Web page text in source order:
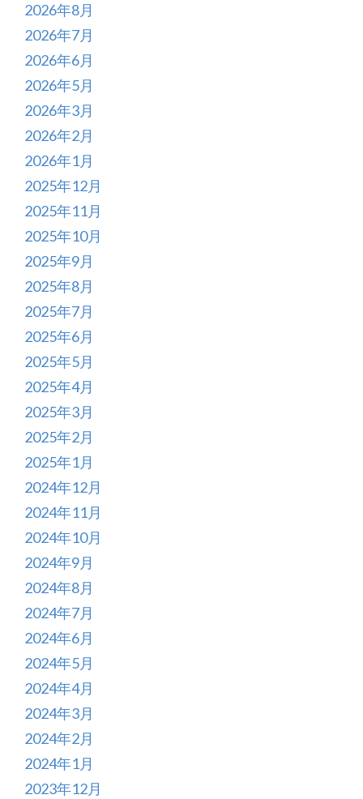
2026年8月
2026年7月
2026年6月
2026年5月
2026年3月
2026年2月
2026年1月
2025年12月
2025年11月
2025年10月
2025年9月
2025年8月
2025年7月
2025年6月
2025年5月
2025年4月
2025年3月
2025年2月
2025年1月
2024年12月
2024年11月
2024年10月
2024年9月
2024年8月
2024年7月
2024年6月
2024年5月
2024年4月
2024年3月
2024年2月
2024年1月
2023年12月